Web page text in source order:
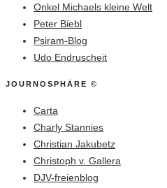
Onkel Michaels kleine Welt
Peter Biebl
Psiram-Blog
Udo Endruscheit
JOURNOSPHÄRE ©
Carta
Charly Stannies
Christian Jakubetz
Christoph v. Gallera
DJV-freienblog